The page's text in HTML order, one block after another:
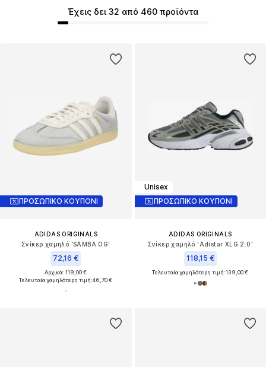
ΠΡΟΣΩΠΙΚΟ ΚΟΥΠΟΝΙ
ADIDAS ORIGINALS
Σνίκερ χαμηλό 'SAMBA OG'
72,16 €
Αρχικά: 119,00 €
Τελευταία χαμηλότερη τιμή:46,70 €
Έχεις δει 32 από 460 προϊόντα
Unisex
ΠΡΟΣΩΠΙΚΟ ΚΟΥΠΟΝΙ
ADIDAS ORIGINALS
Σνίκερ χαμηλό 'Adistar XLG 2.0'
118,15 €
Τελευταία χαμηλότερη τιμή:139,00 €